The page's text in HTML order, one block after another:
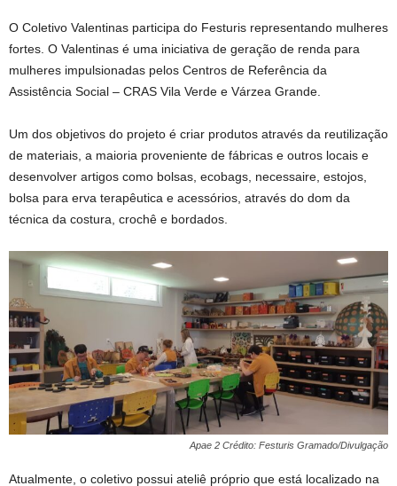
O Coletivo Valentinas participa do Festuris representando mulheres
fortes. O Valentinas é uma iniciativa de geração de renda para
mulheres impulsionadas pelos Centros de Referência da
Assistência Social – CRAS Vila Verde e Várzea Grande.
Um dos objetivos do projeto é criar produtos através da reutilização
de materiais, a maioria proveniente de fábricas e outros locais e
desenvolver artigos como bolsas, ecobags, necessaire, estojos,
bolsa para erva terapêutica e acessórios, através do dom da
técnica da costura, crochê e bordados.
Apae 2 Crédito: Festuris Gramado/Divulgação
Atualmente, o coletivo possui ateliê próprio que está localizado na